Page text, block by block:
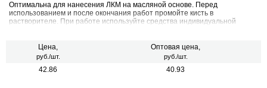
Оптимальна для нанесения ЛКМ на масляной основе. Перед
использованием и после окончания работ промойте кисть в
растворителе. При работе используйте средства индивидуальной
Цена,
руб./шт.
Оптовая цена,
руб./шт.
42.86 40.93